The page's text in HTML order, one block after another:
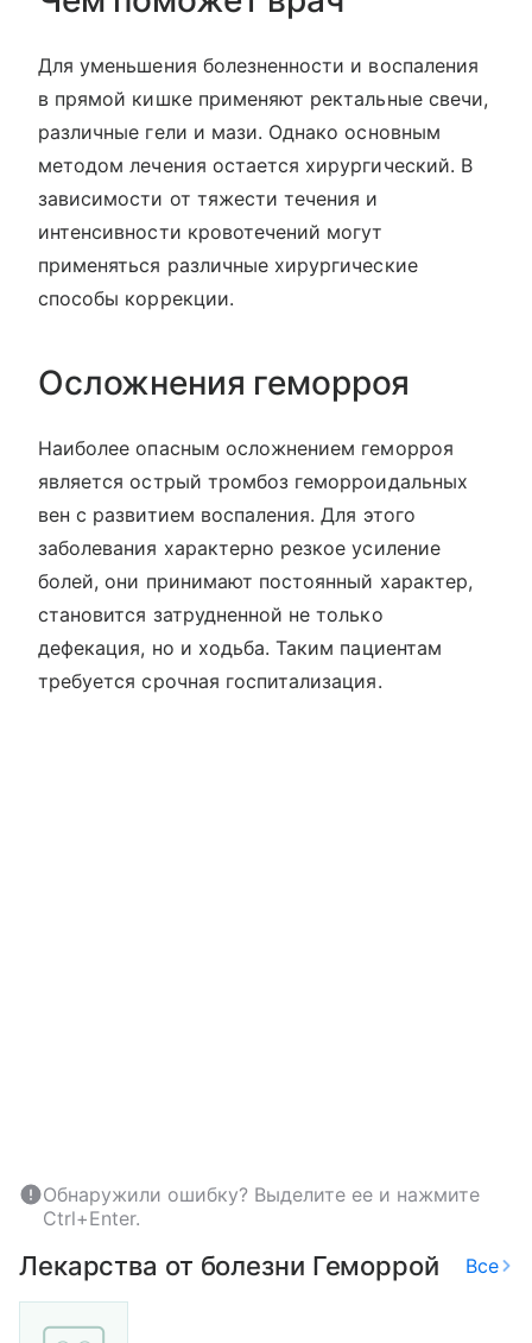
Для уменьшения болезненности и воспаления
в прямой кишке применяют ректальные свечи,
различные гели и мази. Однако основным
методом лечения остается хирургический. В
зависимости от тяжести течения и
интенсивности кровотечений могут
применяться различные хирургические
способы коррекции.
Осложнения геморроя
Наиболее опасным осложнением геморроя
является острый тромбоз геморроидальных
вен с развитием воспаления. Для этого
заболевания характерно резкое усиление
болей, они принимают постоянный характер,
становится затрудненной не только
дефекация, но и ходьба. Таким пациентам
требуется срочная госпитализация.
Обнаружили ошибку? Выделите ее и нажмите
Ctrl+Enter.
Лекарства от болезни Геморрой Все